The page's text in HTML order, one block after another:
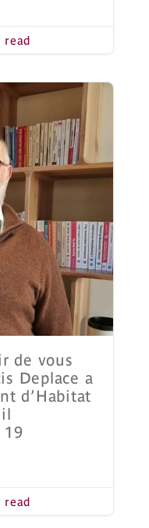
read
de vous
Deplace a
d’Habitat
19
read